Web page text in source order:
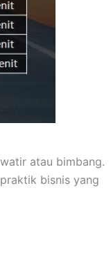
atau bimbang.
bisnis yang